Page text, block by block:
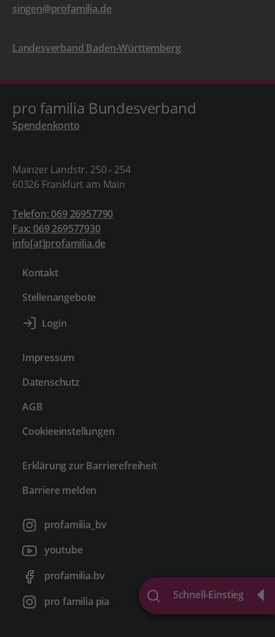
Schnell-Einstieg
singen@profamilia.de
Landesverband Baden-Württemberg
pro familia Bundesverband
Spendenkonto
Mainzer Landstr. 250 - 254
60326 Frankfurt am Main
Telefon: 069 26957790
Fax: 069 269577930
info[at]profamilia.de
Kontakt
Stellenangebote
Impressum
Datenschutz
AGB
Cookieeinstellungen
Erklärung zur Barrierefreiheit
Barriere melden
profamilia_bv
youtube
profamilia.bv
pro familia pia